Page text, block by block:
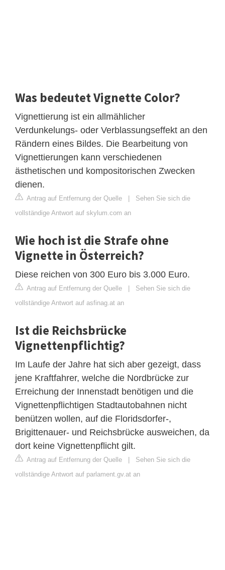
Was bedeutet Vignette Color?
Vignettierung ist ein allmählicher
Verdunkelungs- oder Verblassungseffekt an den
Rändern eines Bildes. Die Bearbeitung von
Vignettierungen kann verschiedenen
ästhetischen und kompositorischen Zwecken
dienen.
Antrag auf Entfernung der Quelle | Sehen Sie sich die
vollständige Antwort auf skylum.com an
Wie hoch ist die Strafe ohne
Vignette in Österreich?
Diese reichen von 300 Euro bis 3.000 Euro.
Antrag auf Entfernung der Quelle | Sehen Sie sich die
vollständige Antwort auf asfinag.at an
Ist die Reichsbrücke
Vignettenpflichtig?
Im Laufe der Jahre hat sich aber gezeigt, dass
jene Kraftfahrer, welche die Nordbrücke zur
Erreichung der Innenstadt benötigen und die
Vignettenpflichtigen Stadtautobahnen nicht
benützen wollen, auf die Floridsdorfer-,
Brigittenauer- und Reichsbrücke ausweichen, da
dort keine Vignettenpflicht gilt.
Antrag auf Entfernung der Quelle | Sehen Sie sich die
vollständige Antwort auf parlament.gv.at an